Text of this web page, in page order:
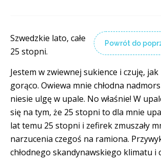
Powrót do
Szwedzkie lato, całe
25 stopni.
Jestem w zwiewnej sukience i czuję,
gorąco. Owiewa mnie chłodna
niesie ulgę w upale. No właśnie! W
się na tym, że 25 stopni to dla mnie
lat temu 25 stopni i zefirek zmuszały
narzucenia czegoś na ramiona.
chłodnego skandynawskiego klimatu i